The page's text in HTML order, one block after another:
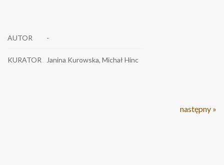
AUTOR -
KURATOR Janina Kurowska, Michał Hinc
następny »